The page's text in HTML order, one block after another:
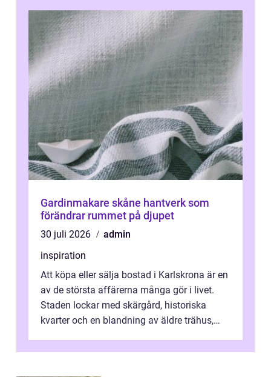
Gardinmakare skåne hantverk som
förändrar rummet på djupet
30 juli 2026
admin
inspiration
Att köpa eller sälja bostad i Karlskrona är en
av de största affärerna många gör i livet.
Staden lockar med skärgård, historiska
kvarter och en blandning av äldre trähus,